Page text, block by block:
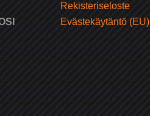
Rekisteriseloste
Evästekäytäntö (EU)